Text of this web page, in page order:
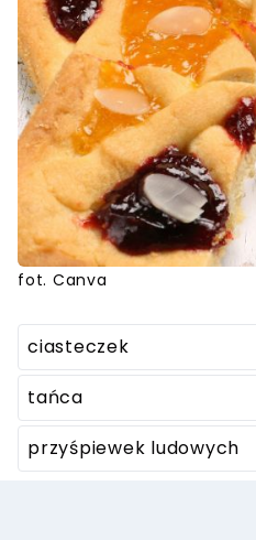
fot. Canva
ciasteczek
tańca
przyśpiewek ludowych